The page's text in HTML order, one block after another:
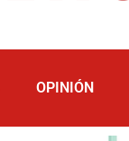
OPINIÓN